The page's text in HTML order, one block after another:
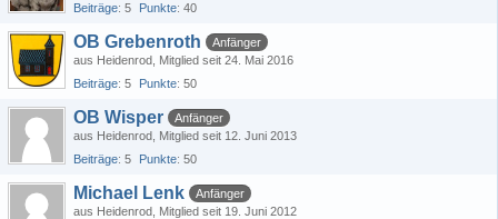
Beiträge 5 Punkte 40
OB Grebenroth
Anfänger
aus Heidenrod Mitglied seit 24. Mai 2016
Beiträge 5 Punkte 50
OB Wisper
Anfänger
aus Heidenrod Mitglied seit 12. Juni 2013
Beiträge 5 Punkte 50
Michael Lenk
Anfänger
aus Heidenrod Mitglied seit 19. Juni 2012